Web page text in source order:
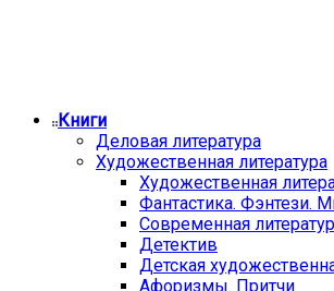
Книги
Деловая литература
Художественная литература
Художественная
Фантастика. Фэнтези.
Современная
Детектив
Детская
Афоризмы. Притчи